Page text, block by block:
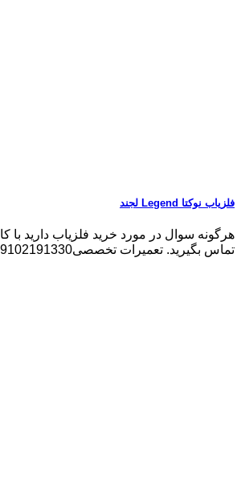
فلزیاب نوکتا Legend لجند
هرگونه سوال در مورد خرید فلزیاب دارید
تماس بگیرید. تعمیرات تخصصی09102191330